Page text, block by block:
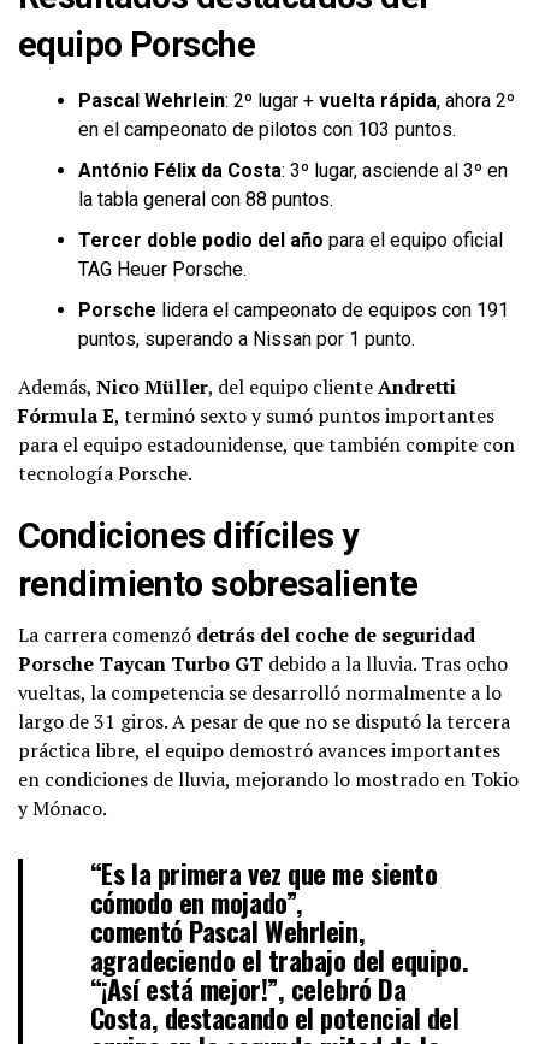
equipo Porsche
Pascal Wehrlein: 2º lugar + vuelta rápida, ahora 2º
en el campeonato de pilotos con 103 puntos.
António Félix da Costa: 3º lugar, asciende al 3º en
la tabla general con 88 puntos.
Tercer doble podio del año para el equipo oficial
TAG Heuer Porsche.
Porsche lidera el campeonato de equipos con 191
puntos, superando a Nissan por 1 punto.
Además, Nico Müller, del equipo clienteAndretti
Fórmula E, terminó sexto y sumó puntos importantes
para el equipo estadounidense, que también compite con
tecnología Porsche.
Condiciones difíciles y
rendimiento sobresaliente
La carrera comenzó detrás del coche de seguridad
Porsche Taycan Turbo GT debido a la lluvia. Tras ocho
vueltas, la competencia se desarrolló normalmente a lo
largo de 31 giros. A pesar de que no se disputó la tercera
práctica libre, el equipo demostró avances importantes
en condiciones de lluvia, mejorando lo mostrado en Tokio
y Mónaco.
“Es la primera vez que me siento
cómodo en mojado”,
comentó Pascal Wehrlein,
agradeciendo el trabajo del equipo.
“¡Así está mejor!”, celebró Da
Costa, destacando el potencial del